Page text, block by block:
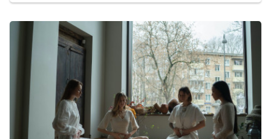
麼時候才結束」一樣的道理... ...